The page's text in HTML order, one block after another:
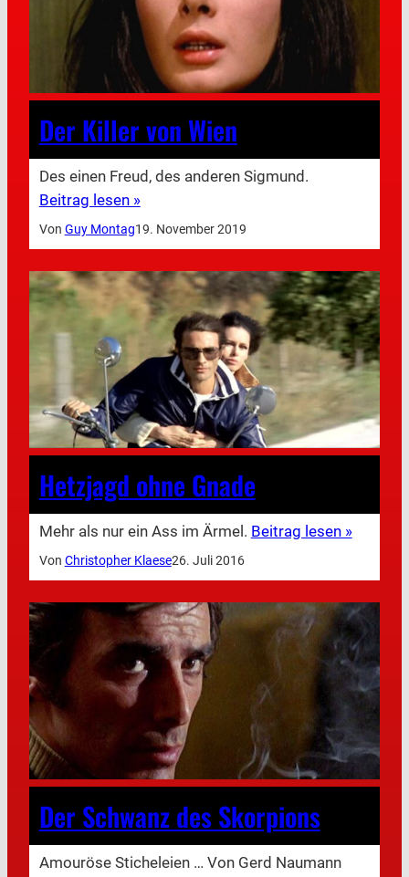
Der Killer von Wien
Des einen Freud, des anderen Sigmund.
Beitrag lesen »
Von Guy Montag19. November 2019
Hetzjagd ohne Gnade
Mehr als nur ein Ass im Ärmel. Beitrag lesen »
Von Christopher Klaese26. Juli 2016
Der Schwanz des Skorpions
Amouröse Sticheleien … Von Gerd Naumann